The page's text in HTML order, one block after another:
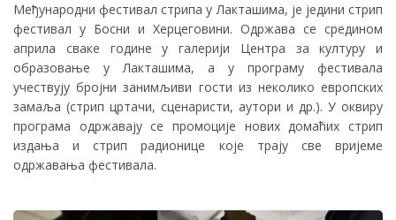
Међународни фестивал стрипа у Лакташима, је једини стрип
фестивал у Босни и Херцеговини. Одржава се средином
априла сваке године у галерији Центра за културу и
образовање у Лакташима, а у програму фестивала
учествују бројни занимљиви гости из неколико европских
замаља (стрип цртачи, сценаристи, аутори и др.). У оквиру
програма одржавају се промоције нових домаћих стрип
издања и стрип радионице које трају све вријеме
одржавања фестивала.